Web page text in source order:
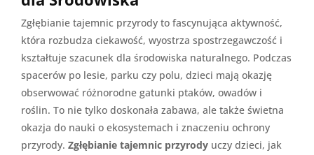
Zgłębianie tajemnic przyrody to fascynująca aktywność,
która rozbudza ciekawość, wyostrza spostrzegawczość i
kształtuje szacunek dla środowiska naturalnego. Podczas
spacerów po lesie, parku czy polu, dzieci mają okazję
obserwować różnorodne gatunki ptaków, owadów i
roślin. To nie tylko doskonała zabawa, ale także świetna
okazja do nauki o ekosystemach i znaczeniu ochrony
przyrody. Zgłębianie tajemnic przyrody uczy dzieci, jak